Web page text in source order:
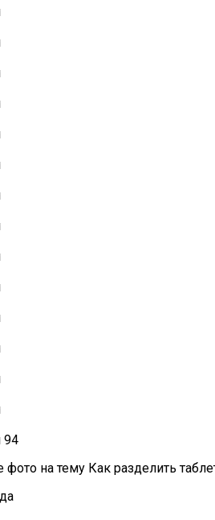
фото на тему Как разделить